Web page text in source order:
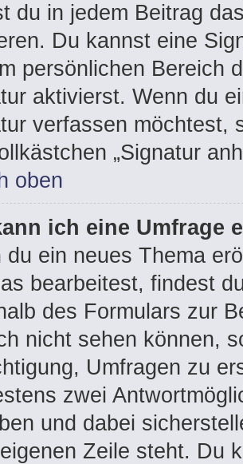
du in jedem Beitrag
Du kannst eine
persönlichen Bereich
aktivierst. Wenn du
verfassen möchtest,
„Signatur
oben
ich eine Umfrage
du ein neues Thema
bearbeitest, findest
des Formulars zur
nicht sehen können,
Umfragen zu
zwei
und dabei
Zeile steht. Du